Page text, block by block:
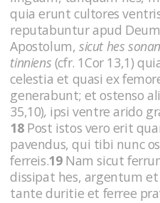
quia erunt cultores
reputabuntur apud
Apostolum, sicut hes
tinniens (cfr. 1Cor 13,1)
celestia et quasi ex
generabunt; et ostenso
35,10), ipsi ventre arido
18 Post istos vero erit
pavendus, qui tibi nunc
ferreis.19 Nam sicut
dissipat hes, argentum
tante duritie et ferree